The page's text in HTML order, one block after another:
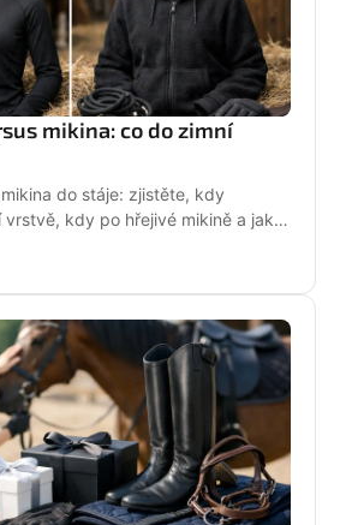
mikina: co do zimní
do stáje: zjistěte, kdy
kdy po hřejivé mikině a jak